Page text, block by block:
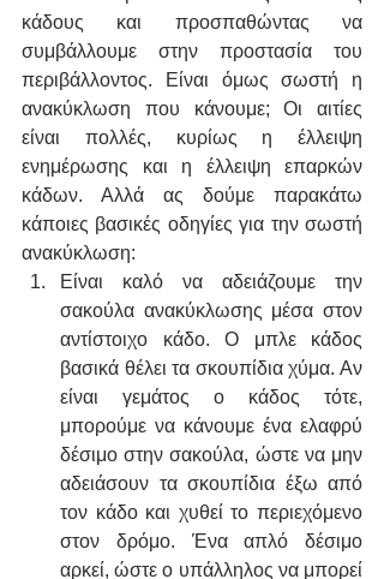
κάδους και προσπαθώντας να
συμβάλλουμε στην προστασία του
περιβάλλοντος. Είναι όμως σωστή η
ανακύκλωση που κάνουμε; Οι αιτίες
είναι πολλές, κυρίως η έλλειψη
ενημέρωσης και η έλλειψη επαρκών
κάδων. Αλλά ας δούμε παρακάτω
κάποιες βασικές οδηγίες για την σωστή
ανακύκλωση:
Είναι καλό να αδειάζουμε την
σακούλα ανακύκλωσης μέσα στον
αντίστοιχο κάδο. Ο μπλε κάδος
βασικά θέλει τα σκουπίδια χύμα. Αν
είναι γεμάτος ο κάδος τότε,
μπορούμε να κάνουμε ένα ελαφρύ
δέσιμο στην σακούλα, ώστε να μην
αδειάσουν τα σκουπίδια έξω από
τον κάδο και χυθεί το περιεχόμενο
στον δρόμο. Ένα απλό δέσιμο
αρκεί, ώστε ο υπάλληλος να μπορεί